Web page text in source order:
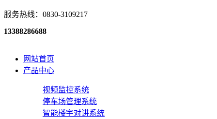
服务热线：0830-3109217
13388286688
网站首页
产品中心
视频监控系统
停车场管理系统
智能楼宇对讲系统